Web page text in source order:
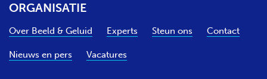
ORGANISATIE
Over Beeld & Geluid Experts Steun ons Contact
Nieuws en pers Vacatures